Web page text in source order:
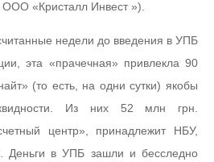
«Кристалл Инвест »).
недели до введения в УПБ
эта «прачечная» привлекла 90
(то есть, на одни сутки) якобы
Из них 52 млн грн.
центр», принадлежит НБУ,
Деньги в УПБ зашли и бесследно